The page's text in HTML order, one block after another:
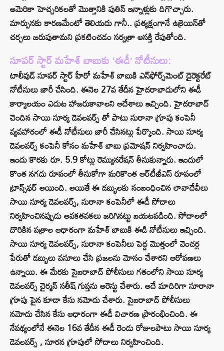
అమెరికా హెచ్చరికలతో మొత్తానికి పుతిన్ ఇన్నాళ్లుకు దిగొచ్చారు.
మార్పునకు కారణమేంటో తెలియదు గానీ.. ప్రత్యక్షంగానే ఉక్రెయిన్‌తో
చర్చలు జరుపుతామని ప్రకటించడం సర్వత్రా ఆసక్తి రేపుతోంది.
సూపర్ స్టార్ మహేశ్ బాబుకు ‘ఈడీ’ నోటీసులు:
టాలీవుడ్ సూపర్ స్టార్ హీరో మహేశ్ బాబుకి ఎన్‌ఫోర్స్‌మెంట్‌ డైరెక్టరేట్‌
నోటీసులు జారీ చేసింది. ఈనెల 27వ తేదీన హైదరాబాదులోని ఈడీ
కార్యాలయం ఎదుట హాజరుకావాలని ఆదేశాలు ఇచ్చింది. హైదరాబాద్
చెందిన సాయి సూర్య డెవలపర్స్ తో పాటు సురానా గ్రూపు కంపెనీ
వ్యవహారంలో ఈడీ నోటీసులు జారీ చేసినట్లు పేర్కొంది. సాయి సూర్య
డెవలపర్స్ కంపెనీ కోసం మహేశ్ బాబు ప్రమోషన్ నిర్వహించాడు.
ఇందు కొరకు రూ. 5.9 కోట్లు రెమ్యునరేషన్ తీసుకున్నారు. ఇందులో
కొంత నగదు రూపంలో తీసుకోగా మరికొంత ఆర్‌టీజీఎస్‌ రూపంలో
ట్రాన్స్‌ఫర్‌ అయింది. అయితే ఈ డబ్బులకు సంబంధించిన లావాదేవీలు
సాయి సూర్య డెవలపర్స్, సురానా కంపెనీలో ఈడీ సోదాలు
నిర్వహించినప్పుడు అవకతవకలు జరిగినట్టు బయటపడింది. సోదాలలో
దొరికిన పత్రాల ఆధారంగా మహేశ్ బాబుకి ఈడి నోటీసులు ఇచ్చింది.
సాయి సూర్య డెవలపర్స్, సురానా కంపెనీలు పెద్ద మొత్తంలో వెంచర్ల
పేరుతో డబ్బులు వసూలు చేసి ప్రజలను మోసం చేశారని ఆరోపణలు
ఉన్నాయి. ఈ మేరకు సైబరాబాద్ పోలీసులు గతంలోని సాయి సూర్య
డెవలపర్స్ చైర్మన్ సతీష్ గుప్తను అరెస్టు చేశారు. అదే మాదిరిగా సూరానా
గ్రూపు పైన కూడా కేసు నమోదు చేశారు. సైబరాబాద్ పోలీసులు
నమోదు చేసిన కేసు ఆధారంగా ఈడీ విచారణ ప్రారంభించింది. ఈ
నేపథ్యంలోనే ఈనెల 16వ తేదీన ఈడీ రెండు రోజులపాటు సాయి సూర్య
డెవలపర్స్ , సూరన గ్రూపులో సోదాలు నిర్వహించింది.